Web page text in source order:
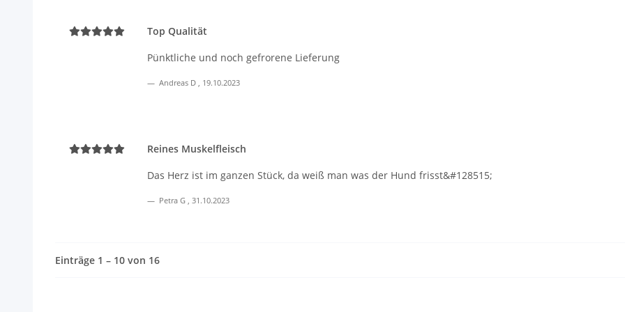
Top Qualität
Pünktliche und noch gefrorene Lieferung
Andreas D , 19.10.2023
Reines Muskelfleisch
Das Herz ist im ganzen Stück, da weiß man was der Hund frisst&#128515;
Petra G , 31.10.2023
Einträge 1 – 10 von 16